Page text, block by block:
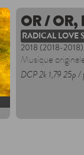
OR / OR,
RADICAL LOVE
2018 (2018-
Musique
DCP 2k 1,79 25p